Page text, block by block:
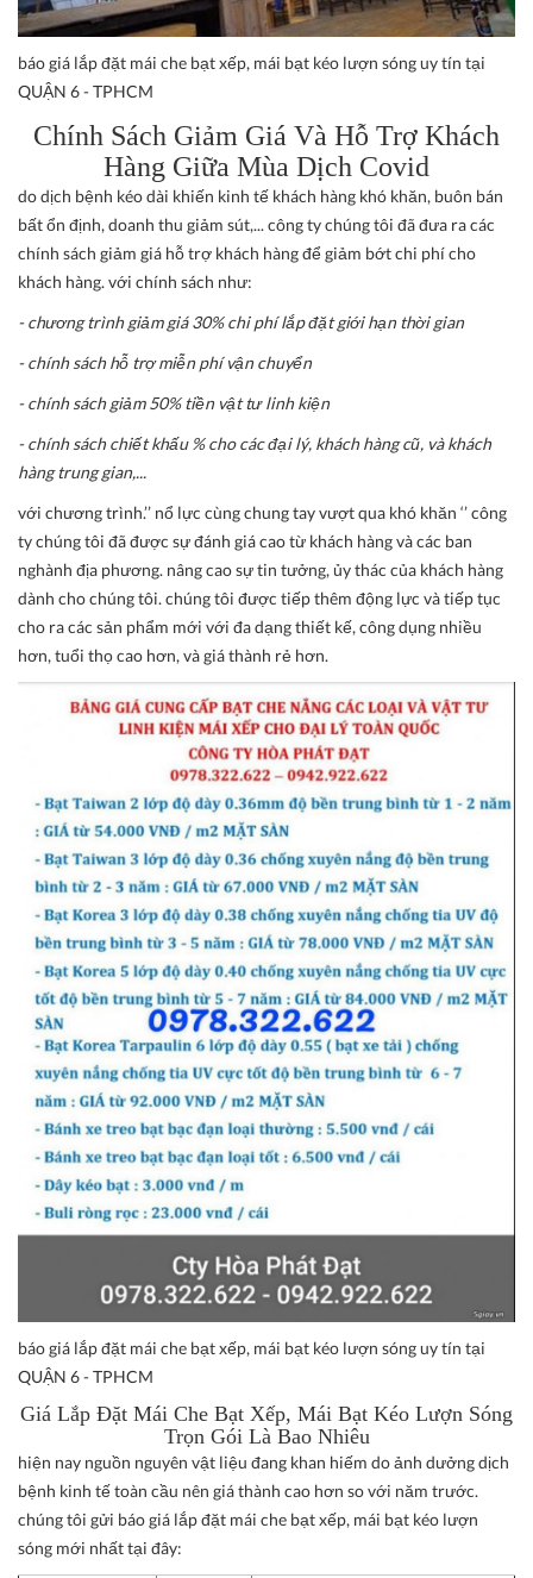
báo giá lắp đặt mái che bạt xếp, mái bạt kéo lượn sóng uy tín tại
QUẬN 6 - TPHCM
Chính Sách Giảm Giá Và Hỗ Trợ Khách
Hàng Giữa Mùa Dịch Covid
do dịch bệnh kéo dài khiến kinh tế khách hàng khó khăn, buôn bán
bất ổn định, doanh thu giảm sút,... công ty chúng tôi đã đưa ra các
chính sách giảm giá hỗ trợ khách hàng để giảm bớt chi phí cho
khách hàng. với chính sách như:
- chương trình giảm giá 30% chi phí lắp đặt giới hạn thời gian
- chính sách hỗ trợ miễn phí vận chuyển
- chính sách giảm 50% tiền vật tư linh kiện
- chính sách chiết khấu % cho các đại lý, khách hàng cũ, và khách
hàng trung gian,...
với chương trình.’’ nổ lực cùng chung tay vượt qua khó khăn ‘’ công
ty chúng tôi đã được sự đánh giá cao từ khách hàng và các ban
nghành địa phương. nâng cao sự tin tưởng, ủy thác của khách hàng
dành cho chúng tôi. chúng tôi được tiếp thêm động lực và tiếp tục
cho ra các sản phẩm mới với đa dạng thiết kế, công dụng nhiều
hơn, tuổi thọ cao hơn, và giá thành rẻ hơn.
báo giá lắp đặt mái che bạt xếp, mái bạt kéo lượn sóng uy tín tại
QUẬN 6 - TPHCM
Giá Lắp Đặt Mái Che Bạt Xếp, Mái Bạt Kéo Lượn Sóng
Trọn Gói Là Bao Nhiêu
hiện nay nguồn nguyên vật liệu đang khan hiếm do ảnh dưởng dịch
bệnh kinh tế toàn cầu nên giá thành cao hơn so với năm trước.
chúng tôi gửi báo giá lắp đặt mái che bạt xếp, mái bạt kéo lượn
sóng mới nhất tại đây: